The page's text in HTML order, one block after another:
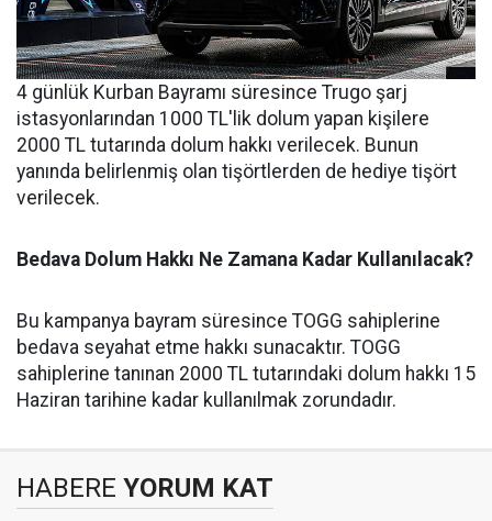
4 günlük Kurban Bayramı süresince Trugo şarj
istasyonlarından 1000 TL'lik dolum yapan kişilere
2000 TL tutarında dolum hakkı verilecek. Bunun
yanında belirlenmiş olan tişörtlerden de hediye tişört
verilecek.
Bedava Dolum Hakkı Ne Zamana Kadar Kullanılacak?
Bu kampanya bayram süresince TOGG sahiplerine
bedava seyahat etme hakkı sunacaktır. TOGG
sahiplerine tanınan 2000 TL tutarındaki dolum hakkı 15
Haziran tarihine kadar kullanılmak zorundadır.
HABERE YORUM KAT